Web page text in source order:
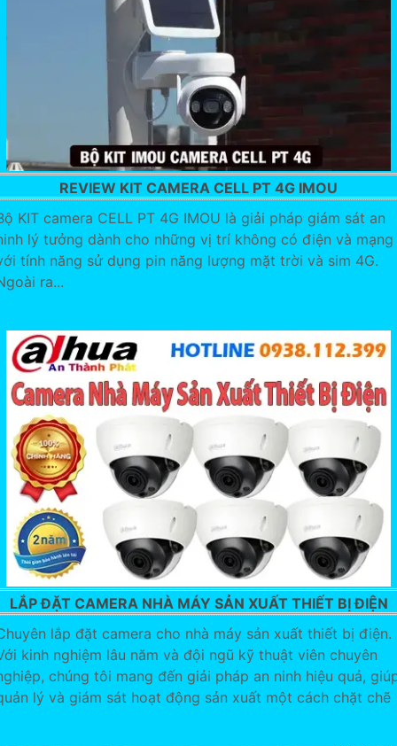
REVIEW KIT CAMERA CELL PT 4G IMOU
KIT camera CELL PT 4G IMOU là giải pháp giám sát an
lý tưởng dành cho những vị trí không có điện và mạng
tính năng sử dụng pin năng lượng mặt trời và sim 4G.
ra...
LẮP ĐẶT CAMERA NHÀ MÁY SẢN XUẤT THIẾT BỊ ĐIỆN
lắp đặt camera cho nhà máy sản xuất thiết bị điện.
kinh nghiệm lâu năm và đội ngũ kỹ thuật viên chuyên
chúng tôi mang đến giải pháp an ninh hiệu quả,
lý và giám sát hoạt động sản xuất một cách chặt chẽ